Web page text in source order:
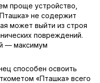
проще устройство,
не содержит
может выйти из строя
повреждений.
— максимум
способен освоить
«Пташка» всего